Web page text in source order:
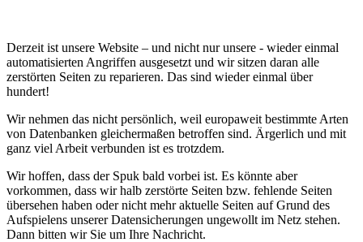
Derzeit ist unsere Website – und nicht nur unsere - wieder einmal
automatisierten Angriffen ausgesetzt und wir sitzen daran alle
zerstörten Seiten zu reparieren. Das sind wieder einmal über
hundert!
Wir nehmen das nicht persönlich, weil europaweit bestimmte Arten
von Datenbanken gleichermaßen betroffen sind. Ärgerlich und mit
ganz viel Arbeit verbunden ist es trotzdem.
Wir hoffen, dass der Spuk bald vorbei ist. Es könnte aber
vorkommen, dass wir halb zerstörte Seiten bzw. fehlende Seiten
übersehen haben oder nicht mehr aktuelle Seiten auf Grund des
Aufspielens unserer Datensicherungen ungewollt im Netz stehen.
Dann bitten wir Sie um Ihre Nachricht.